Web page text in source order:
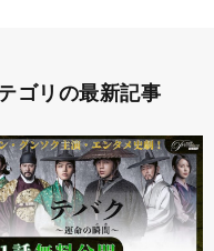
ゴリの最新記事